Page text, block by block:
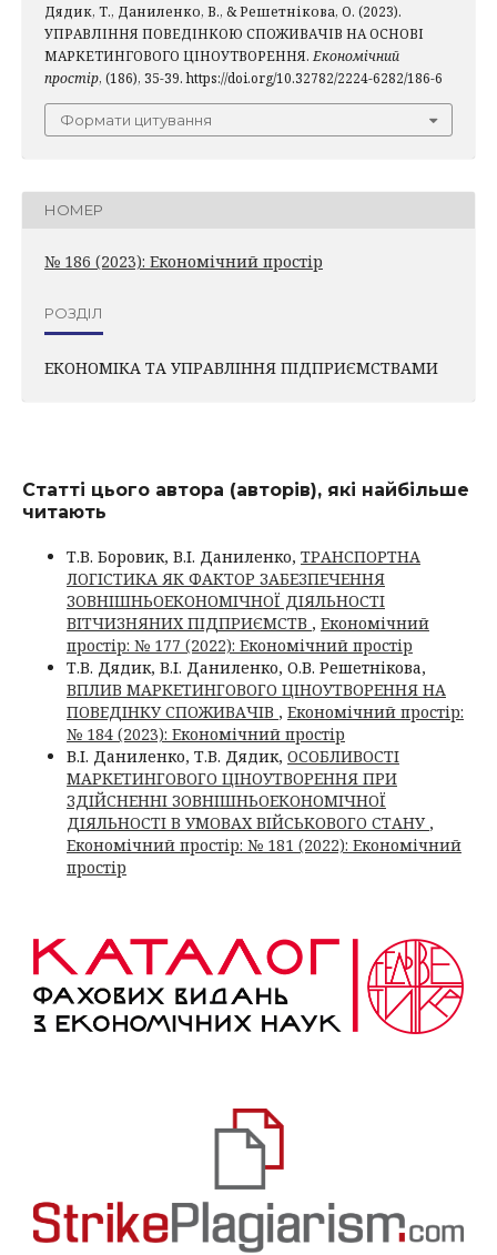
Дядик, Т., Даниленко, В., & Решетнікова, О. (2023).
УПРАВЛІННЯ ПОВЕДІНКОЮ СПОЖИВАЧІВ НА ОСНОВІ
МАРКЕТИНГОВОГО ЦІНОУТВОРЕННЯ. Економічний
простір, (186), 35-39. https://doi.org/10.32782/2224-6282/186-6
Формати цитування
НОМЕР
№ 186 (2023): Економічний простір
РОЗДІЛ
ЕКОНОМІКА ТА УПРАВЛІННЯ ПІДПРИЄМСТВАМИ
Статті цього автора (авторів), які найбільше
читають
Т.В. Боровик, В.І. Даниленко, ТРАНСПОРТНА
ЛОГІСТИКА ЯК ФАКТОР ЗАБЕЗПЕЧЕННЯ
ЗОВНІШНЬОЕКОНОМІЧНОЇ ДІЯЛЬНОСТІ
ВІТЧИЗНЯНИХ ПІДПРИЄМСТВ , Економічний
простір: № 177 (2022): Економічний простір
Т.В. Дядик, В.І. Даниленко, О.В. Решетнікова,
ВПЛИВ МАРКЕТИНГОВОГО ЦІНОУТВОРЕННЯ НА
ПОВЕДІНКУ СПОЖИВАЧІВ , Економічний простір:
№ 184 (2023): Економічний простір
В.І. Даниленко, Т.В. Дядик, ОСОБЛИВОСТІ
МАРКЕТИНГОВОГО ЦІНОУТВОРЕННЯ ПРИ
ЗДІЙСНЕННІ ЗОВНІШНЬОЕКОНОМІЧНОЇ
ДІЯЛЬНОСТІ В УМОВАХ ВІЙСЬКОВОГО СТАНУ ,
Економічний простір: № 181 (2022): Економічний
простір